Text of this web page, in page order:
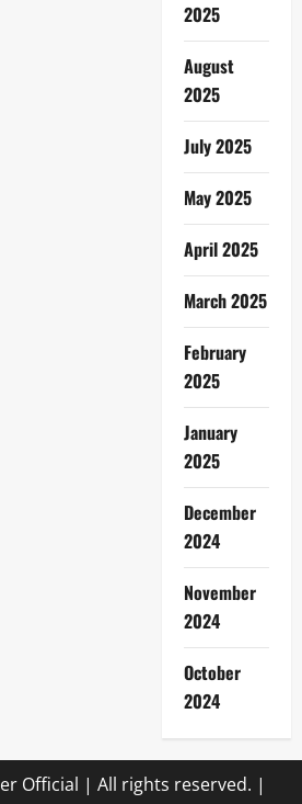
2025
August
2025
July 2025
May 2025
April 2025
March 2025
February
2025
January
2025
December
2024
November
2024
October
2024
Official | All rights reserved. |